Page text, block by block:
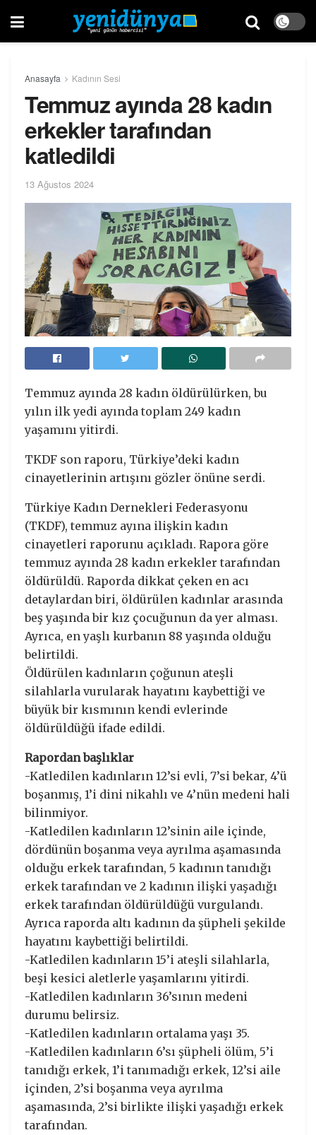
Anasayfa Kadının Sesi
Temmuz ayında 28 kadın
erkekler tarafından
katledildi
13 Ağustos 2024
Temmuz ayında 28 kadın öldürülürken, bu
yılın ilk yedi ayında toplam 249 kadın
yaşamını yitirdi.
TKDF son raporu, Türkiye’deki kadın
cinayetlerinin artışını gözler önüne serdi.
Türkiye Kadın Dernekleri Federasyonu
(TKDF), temmuz ayına ilişkin kadın
cinayetleri raporunu açıkladı. Rapora göre
temmuz ayında 28 kadın erkekler tarafından
öldürüldü. Raporda dikkat çeken en acı
detaylardan biri, öldürülen kadınlar arasında
beş yaşında bir kız çocuğunun da yer alması.
Ayrıca, en yaşlı kurbanın 88 yaşında olduğu
belirtildi.
Öldürülen kadınların çoğunun ateşli
silahlarla vurularak hayatını kaybettiği ve
büyük bir kısmının kendi evlerinde
öldürüldüğü ifade edildi.
Rapordan başlıklar
-Katledilen kadınların 12’si evli, 7’si bekar, 4’ü
boşanmış, 1’i dini nikahlı ve 4’nün medeni hali
bilinmiyor.
-Katledilen kadınların 12’sinin aile içinde,
dördünün boşanma veya ayrılma aşamasında
olduğu erkek tarafından, 5 kadının tanıdığı
erkek tarafından ve 2 kadının ilişki yaşadığı
erkek tarafından öldürüldüğü vurgulandı.
Ayrıca raporda altı kadının da şüpheli şekilde
hayatını kaybettiği belirtildi.
-Katledilen kadınların 15’i ateşli silahlarla,
beşi kesici aletlerle yaşamlarını yitirdi.
-Katledilen kadınların 36’sının medeni
durumu belirsiz.
-Katledilen kadınların ortalama yaşı 35.
-Katledilen kadınların 6’sı şüpheli ölüm, 5’i
tanıdığı erkek, 1’i tanımadığı erkek, 12’si aile
içinden, 2’si boşanma veya ayrılma
aşamasında, 2’si birlikte ilişki yaşadığı erkek
tarafından.